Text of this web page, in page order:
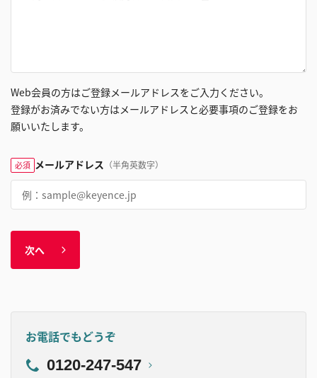
Web会員の方はご登録メールアドレスをご入力ください。
登録がお済みでない方はメールアドレスと必要事項のご登録をお
願いいたします。
必須 メールアドレス （半角英数字）
次へ
お電話でもどうぞ
0120-247-547